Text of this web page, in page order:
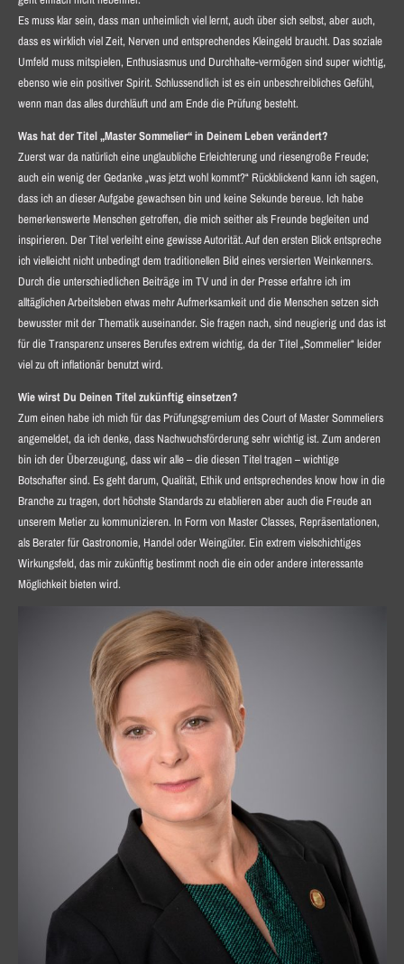
Es muss klar sein, dass man unheimlich viel lernt, auch über sich selbst, aber auch,
dass es wirklich viel Zeit, Nerven und entsprechendes Kleingeld braucht. Das soziale
Umfeld muss mitspielen, Enthusiasmus und Durchhalte-vermögen sind super wichtig,
ebenso wie ein positiver Spirit. Schlussendlich ist es ein unbeschreibliches Gefühl,
wenn man das alles durchläuft und am Ende die Prüfung besteht.
Was hat der Titel „Master Sommelier“ in Deinem Leben verändert?
Zuerst war da natürlich eine unglaubliche Erleichterung und riesengroße Freude;
auch ein wenig der Gedanke „was jetzt wohl kommt?“ Rückblickend kann ich sagen,
dass ich an dieser Aufgabe gewachsen bin und keine Sekunde bereue. Ich habe
bemerkenswerte Menschen getroffen, die mich seither als Freunde begleiten und
inspirieren. Der Titel verleiht eine gewisse Autorität. Auf den ersten Blick entspreche
ich vielleicht nicht unbedingt dem traditionellen Bild eines versierten Weinkenners.
Durch die unterschiedlichen Beiträge im TV und in der Presse erfahre ich im
alltäglichen Arbeitsleben etwas mehr Aufmerksamkeit und die Menschen setzen sich
bewusster mit der Thematik auseinander. Sie fragen nach, sind neugierig und das ist
für die Transparenz unseres Berufes extrem wichtig, da der Titel „Sommelier“ leider
viel zu oft inflationär benutzt wird.
Wie wirst Du Deinen Titel zukünftig einsetzen?
Zum einen habe ich mich für das Prüfungsgremium des Court of Master Sommeliers
angemeldet, da ich denke, dass Nachwuchsförderung sehr wichtig ist. Zum anderen
bin ich der Überzeugung, dass wir alle – die diesen Titel tragen – wichtige
Botschafter sind. Es geht darum, Qualität, Ethik und entsprechendes know how in die
Branche zu tragen, dort höchste Standards zu etablieren aber auch die Freude an
unserem Metier zu kommunizieren. In Form von Master Classes, Repräsentationen,
als Berater für Gastronomie, Handel oder Weingüter. Ein extrem vielschichtiges
Wirkungsfeld, das mir zukünftig bestimmt noch die ein oder andere interessante
Möglichkeit bieten wird.